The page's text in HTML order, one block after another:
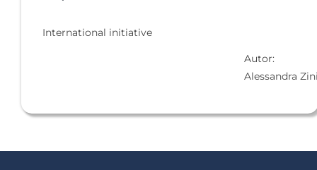
International initiative
Autor:
Alessandra